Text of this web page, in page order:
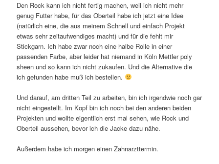
Den Rock kann ich nicht fertig machen, weil ich nicht mehr
genug Futter habe, für das Oberteil habe ich jetzt eine Idee
(natürlich eine, die aus meinem Schnell und einfach Projekt
etwas sehr zeitaufwendiges macht) und für die fehlt mir
Stickgarn. Ich habe zwar noch eine halbe Rolle in einer
passenden Farbe, aber leider hat niemand in Köln Mettler poly
sheen und so kann ich nicht zukaufen. Und die Alternative die
ich gefunden habe muß ich bestellen.
Und darauf, am dritten Teil zu arbeiten, bin ich irgendwie noch gar
nicht eingestellt. Im Kopf bin ich noch bei den anderen beiden
Projekten und wollte eigentlich erst mal sehen, wie Rock und
Oberteil aussehen, bevor ich die Jacke dazu nähe.
Außerdem habe ich morgen einen Zahnarzttermin.